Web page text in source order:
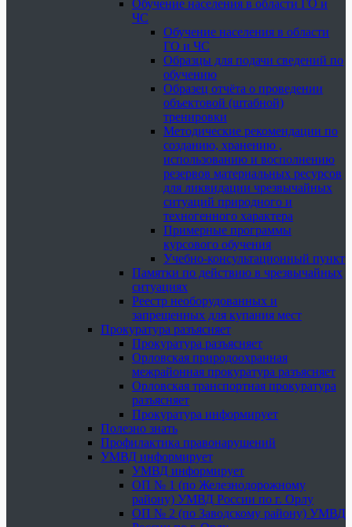
Обучение населения в области ГО и
ЧС
Обучение населения в области
ГО и ЧС
Образцы для подачи сведений по
обучению
Образец отчёта о проведении
объектовой (штабной)
тренировки
Методические рекомендации по
созданию, хранению ,
использованию и восполнению
резервов материальных ресурсов
для ликвидации чрезвычайных
ситуаций природного и
техногенного характера
Примерные программы
курсового обучения
Учебно-консультационный пункт
Памятки по действию в чрезвычайных
ситуациях
Реестр необорудованных и
запрещенных для купания мест
Прокуратура разъясняет
Прокуратура разъясняет
Орловская природоохранная
межрайонная прокуратура разъясняет
Орловская транспортная прокуратура
разъясняет
Прокуратура информирует
Полезно знать
Профилактика правонарушений
УМВД информирует
УМВД информирует
ОП № 1 (по Железнодорожному
району) УМВД России по г. Орлу
ОП № 2 (по Заводскому району) УМВД